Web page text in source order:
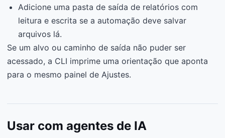
Adicione uma pasta de saída de relatórios com
leitura e escrita se a automação deve salvar
arquivos lá.
Se um alvo ou caminho de saída não puder ser
acessado, a CLI imprime uma orientação que aponta
para o mesmo painel de Ajustes.
Usar com agentes de IA